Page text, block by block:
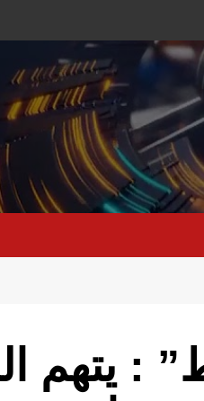
: يتهم